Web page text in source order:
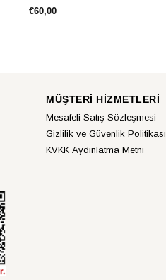
€60,00
MÜŞTERİ HİZMETLERİ
Mesafeli Satış Sözleşmesi
Gizlilik ve Güvenlik Politikası
KVKK Aydınlatma Metni